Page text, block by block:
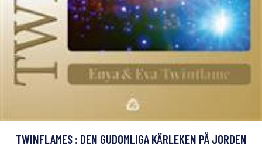
TWINFLAMES : DEN GUDOMLIGA KÄRLEKEN PÅ JORDEN